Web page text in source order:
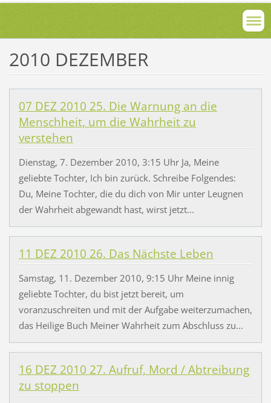
2010 DEZEMBER
07 DEZ 2010 25. Die Warnung an die
Menschheit, um die Wahrheit zu
verstehen
Dienstag, 7. Dezember 2010, 3:15 Uhr Ja, Meine
geliebte Tochter, Ich bin zurück. Schreibe Folgendes:
Du, Meine Tochter, die du dich von Mir unter Leugnen
der Wahrheit abgewandt hast, wirst jetzt...
11 DEZ 2010 26. Das Nächste Leben
Samstag, 11. Dezember 2010, 9:15 Uhr Meine innig
geliebte Tochter, du bist jetzt bereit, um
voranzuschreiten und mit der Aufgabe weiterzumachen,
das Heilige Buch Meiner Wahrheit zum Abschluss zu...
16 DEZ 2010 27. Aufruf, Mord / Abtreibung
zu stoppen